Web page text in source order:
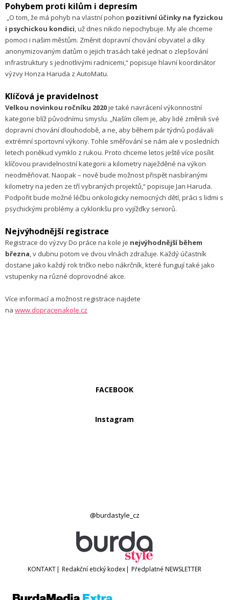
Pohybem proti kilům i depresím
„O tom, že má pohyb na vlastní pohon pozitivní účinky na fyzickou
i psychickou kondici, už dnes nikdo nepochybuje. My ale chceme
pomoci i našim městům. Změnit dopravní chování obyvatel a díky
anonymizovaným datům o jejich trasách také jednat o zlepšování
infrastruktury s jednotlivými radnicemi,“ popisuje hlavní koordinátor
výzvy Honza Haruda z AutoMatu.
Klíčová je pravidelnost
Velkou novinkou ročníku 2020je také navrácení výkonnostní
kategorie blíž původnímu smyslu. „Naším cílem je, aby lidé změnili své
dopravní chování dlouhodobě, a ne, aby během pár týdnů podávali
extrémní sportovní výkony. Tohle směřování se nám ale v posledních
letech poněkud vymklo z rukou. Proto chceme letos ještě více posílit
klíčovou pravidelnostní kategorii a kilometry naježděné na výkon
neodměňovat. Naopak – nově bude možnost přispět nasbíranými
kilometry na jeden ze tří vybraných projektů,“ popisuje Jan Haruda.
Podpořit bude možné léčbu onkologicky nemocných dětí, práci s lidmi s
psychickými problémy a cyklorikšu pro vyjížďky seniorů.
Nejvýhodnější registrace
Registrace do výzvy Do práce na kole je nejvýhodnější během
března, v dubnu potom ve dvou vlnách zdražuje. Každý účastník
dostane jako každý rok tričko nebo nákrčník, které fungují také jako
vstupenky na různé doprovodné akce.
Více informací a možnost registrace najdete
na www.dopracenakole.cz
FACEBOOK
Instagram
@burdastyle_cz
KONTAKT| Redakční etický kodex| Předplatné NEWSLETTER